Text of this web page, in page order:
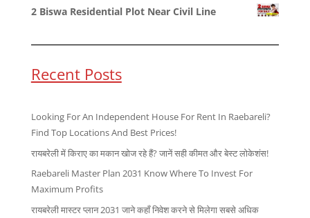
2 Biswa Residential Plot Near Civil Line
Recent Posts
Looking For An Independent House For Rent In Raebareli?
Find Top Locations And Best Prices!
रायबरेली में किराए का मकान खोज रहे हैं? जानें सही कीमत और बेस्ट लोकेशंस!
Raebareli Master Plan 2031 Know Where To Invest For
Maximum Profits
रायबरेली मास्टर प्लान 2031 जाने कहाँ निवेश करने से मिलेगा सबसे अधिक